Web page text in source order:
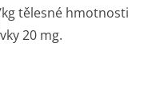
tělesné hmotnosti
20 mg.